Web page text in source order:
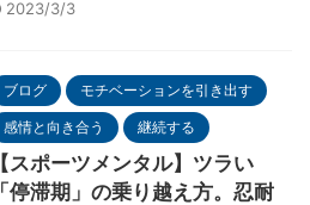
2023/3/3
ブログ モチベーションを引き出す
感情と向き合う 継続する
【スポーツメンタル】ツラい
「停滞期」の乗り越え方。忍耐